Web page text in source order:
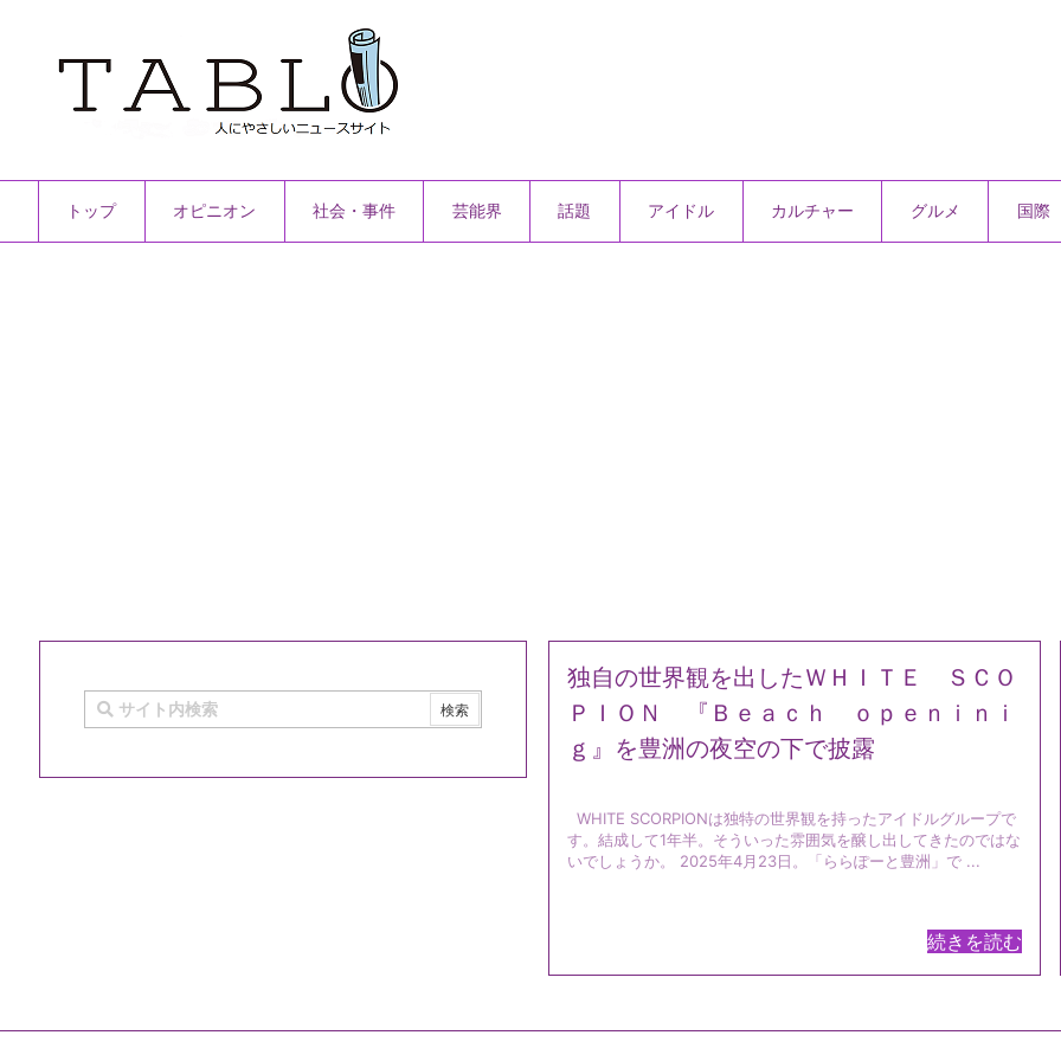
トップ オピニオン 社会・事件 芸能界 話題 アイドル カルチャー グルメ 国際
独自の世界観を出したＷＨＩＴＥ ＳＣＯ
ＰＩＯＮ 『Ｂｅａｃｈ ｏｐｅｎｉｎｉ
ｇ』を豊洲の夜空の下で披露
WHITE SCORPIONは独特の世界観を持ったアイドルグループで
す。結成して1年半。そういった雰囲気を醸し出してきたのではな
いでしょうか。 2025年4月23日。「ららぽーと豊洲」で ...
続きを読む